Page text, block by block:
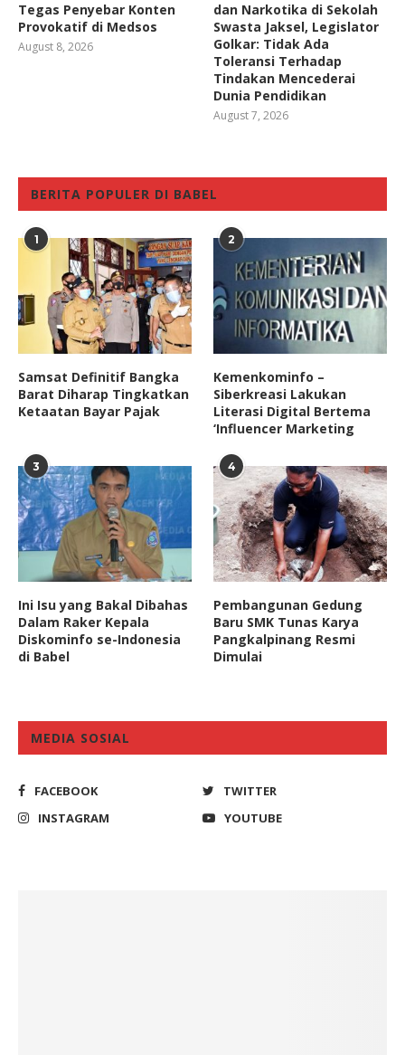
Tegas Penyebar Konten
Provokatif di Medsos
August 8, 2026
dan Narkotika di Sekolah
Swasta Jaksel, Legislator
Golkar: Tidak Ada
Toleransi Terhadap
Tindakan Mencederai
Dunia Pendidikan
August 7, 2026
BERITA POPULER DI BABEL
1
Samsat Definitif Bangka
Barat Diharap Tingkatkan
Ketaatan Bayar Pajak
2
Kemenkominfo –
Siberkreasi Lakukan
Literasi Digital Bertema
‘Influencer Marketing
3
Ini Isu yang Bakal Dibahas
Dalam Raker Kepala
Diskominfo se-Indonesia
di Babel
4
Pembangunan Gedung
Baru SMK Tunas Karya
Pangkalpinang Resmi
Dimulai
MEDIA SOSIAL
FACEBOOK
TWITTER
INSTAGRAM
YOUTUBE